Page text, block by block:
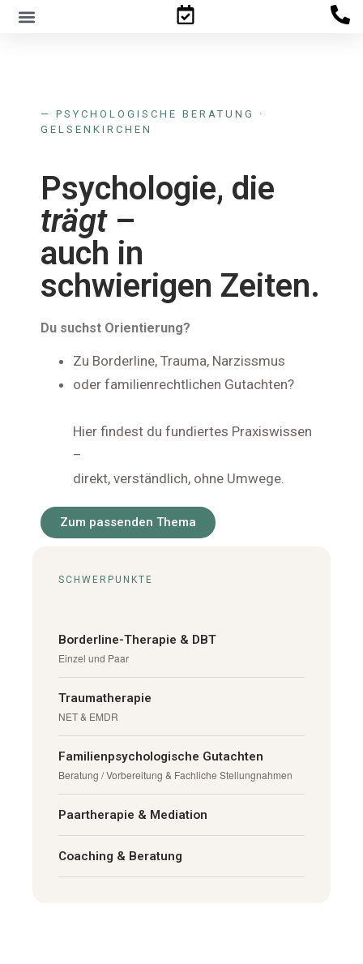
— PSYCHOLOGISCHE BERATUNG ·
GELSENKIRCHEN
Psychologie, die
trägt–
auch in
schwierigen Zeiten.
Du suchst Orientierung?
Zu Borderline, Trauma, Narzissmus
oder familienrechtlichen Gutachten?
Hier findest du fundiertes Praxiswissen
–
direkt, verständlich, ohne Umwege.
Zum passenden Thema
SCHWERPUNKTE
Borderline-Therapie & DBT
Einzel und Paar
Traumatherapie
NET & EMDR
Familienpsychologische Gutachten
Beratung / Vorbereitung & Fachliche Stellungnahmen
Paartherapie & Mediation
Coaching & Beratung